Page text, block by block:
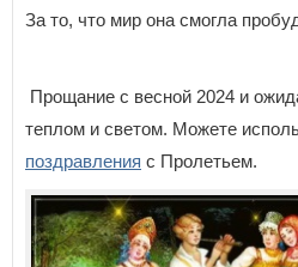
За то, что мир она смогла
Прощание с весной 2024 и
теплом и светом. Можете
поздравления с Пролетьем.